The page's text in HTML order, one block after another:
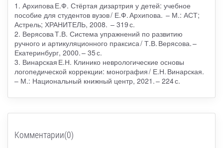
1. Архипова Е.Ф. Стёртая дизартрия у детей: учебное
пособие для студентов вузов / Е.Ф. Архипова. – М.: АСТ;
Астрель; ХРАНИТЕЛЬ, 2008. – 319 с.
2. Верясова Т.В. Система упражнений по развитию
ручного и артикуляционного праксиса / Т.В. Верясова. –
Екатеринбург, 2000. – 35 с.
3. Винарская Е.Н. Клинико неврологические основы
логопедической коррекции: монография / Е.Н. Винарская.
– М.: Национальный книжный центр, 2021. – 224 с.
Комментарии(0)